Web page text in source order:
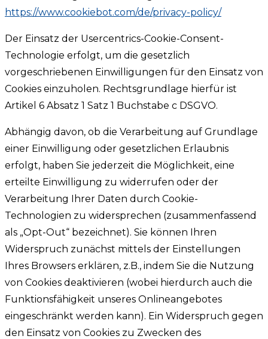
https://www.cookiebot.com/de/privacy-policy/
Der Einsatz der Usercentrics-Cookie-Consent-
Technologie erfolgt, um die gesetzlich
vorgeschriebenen Einwilligungen für den Einsatz von
Cookies einzuholen. Rechtsgrundlage hierfür ist
Artikel 6 Absatz 1 Satz 1 Buchstabe c DSGVO.
Abhängig davon, ob die Verarbeitung auf Grundlage
einer Einwilligung oder gesetzlichen Erlaubnis
erfolgt, haben Sie jederzeit die Möglichkeit, eine
erteilte Einwilligung zu widerrufen oder der
Verarbeitung Ihrer Daten durch Cookie-
Technologien zu widersprechen (zusammenfassend
als „Opt-Out“ bezeichnet). Sie können Ihren
Widerspruch zunächst mittels der Einstellungen
Ihres Browsers erklären, z.B., indem Sie die Nutzung
von Cookies deaktivieren (wobei hierdurch auch die
Funktionsfähigkeit unseres Onlineangebotes
eingeschränkt werden kann). Ein Widerspruch gegen
den Einsatz von Cookies zu Zwecken des